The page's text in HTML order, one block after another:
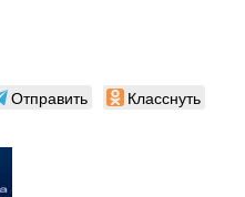
Отправить Класснуть